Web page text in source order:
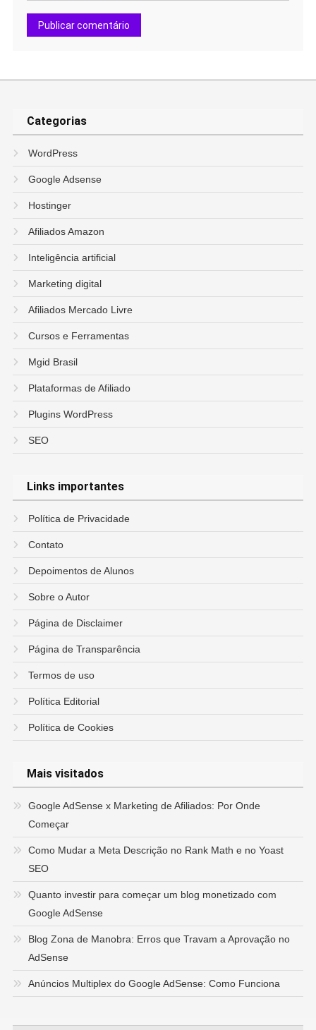
Categorias
WordPress
Google Adsense
Hostinger
Afiliados Amazon
Inteligência artificial
Marketing digital
Afiliados Mercado Livre
Cursos e Ferramentas
Mgid Brasil
Plataformas de Afiliado
Plugins WordPress
SEO
Links importantes
Política de Privacidade
Contato
Depoimentos de Alunos
Sobre o Autor
Página de Disclaimer
Página de Transparência
Termos de uso
Política Editorial
Política de Cookies
Mais visitados
Google AdSense x Marketing de Afiliados: Por Onde
Começar
Como Mudar a Meta Descrição no Rank Math e no Yoast
SEO
Quanto investir para começar um blog monetizado com
Google AdSense
Blog Zona de Manobra: Erros que Travam a Aprovação no
AdSense
Anúncios Multiplex do Google AdSense: Como Funciona